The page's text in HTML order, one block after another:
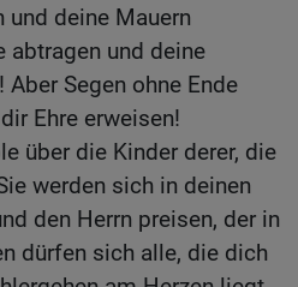
und deine Mauern
abtragen und deine
Segen ohne Ende
Ehre erweisen!
über die Kinder derer, die
werden sich in deinen
den Herrn preisen, der in
dürfen sich alle, die dich